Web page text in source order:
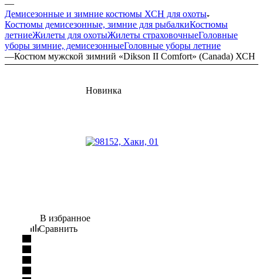
—
Демисезонные и зимние костюмы ХСН для охоты
Костюмы демисезонные, зимние для рыбалкиКостюмы
летниеЖилеты для охотыЖилеты страховочныеГоловные
уборы зимние, демисезонныеГоловные уборы летние
—Костюм мужской зимний «Dikson II Comfort» (Canada) ХСН
Новинка
В избранное
Сравнить